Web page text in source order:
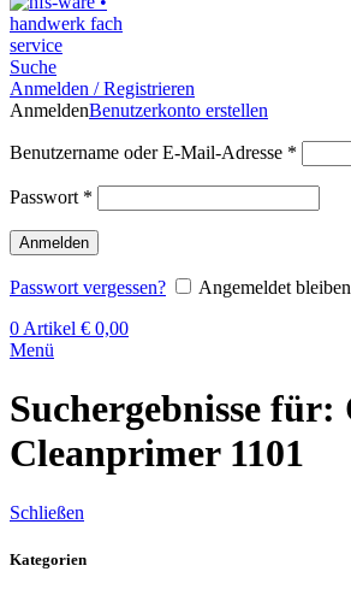
Suche
Anmelden / Registrieren
AnmeldenBenutzerkonto erstellen
Benutzername oder E-Mail-Adresse *
Passwort *
Anmelden
Passwort vergessen?
Angemeldet bleiben
0 Artikel € 0,00
Menü
Suchergebnisse für:
Cleanprimer 1101
Schließen
Kategorien